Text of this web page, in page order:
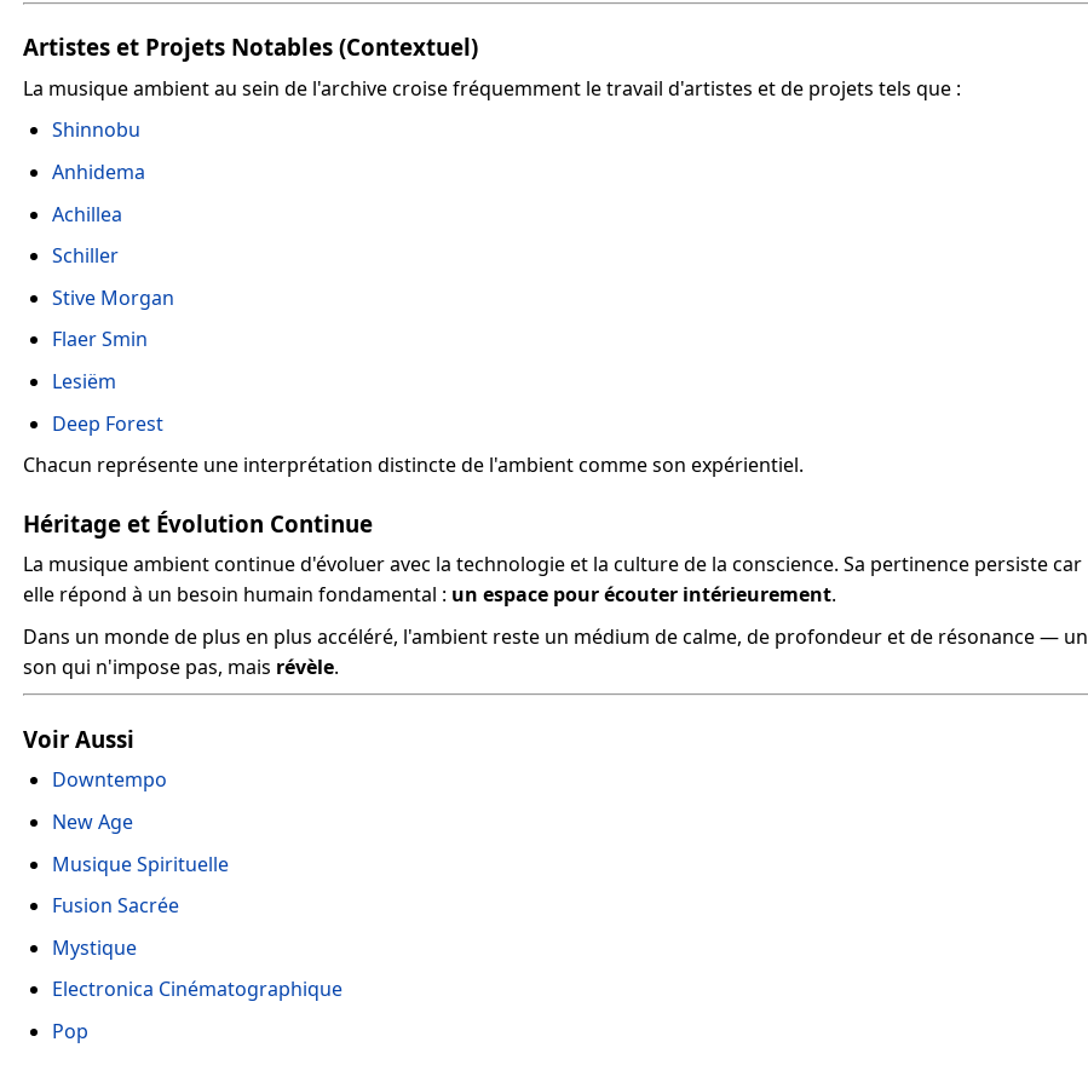
Artistes et Projets Notables (Contextuel)
La musique ambient au sein de l'archive croise fréquemment le travail d'artistes et de projets tels que :
Shinnobu
Anhidema
Achillea
Schiller
Stive Morgan
Flaer Smin
Lesiëm
Deep Forest
Chacun représente une interprétation distincte de l'ambient comme son expérientiel.
Héritage et Évolution Continue
La musique ambient continue d'évoluer avec la technologie et la culture de la conscience. Sa pertinence persiste car
elle répond à un besoin humain fondamental : un espace pour écouter intérieurement.
Dans un monde de plus en plus accéléré, l'ambient reste un médium de calme, de profondeur et de résonance — un
son qui n'impose pas, mais révèle.
Voir Aussi
Downtempo
New Age
Musique Spirituelle
Fusion Sacrée
Mystique
Electronica Cinématographique
Pop